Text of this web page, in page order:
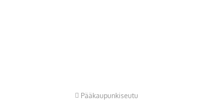
Pääkaupunkiseutu